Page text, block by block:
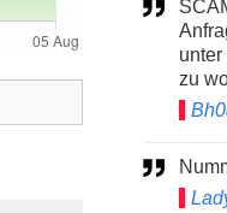
SCAM - Unseriöse Marketing
zu